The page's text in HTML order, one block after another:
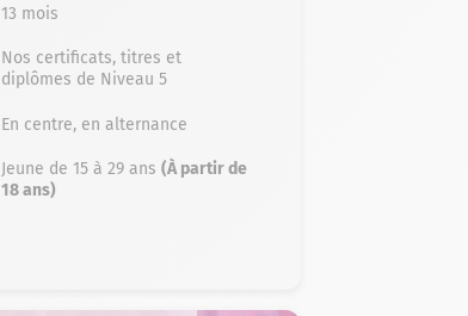
13 mois
Nos certificats, titres et
diplômes de Niveau 5
En centre, en alternance
Jeune de 15 à 29 ans(À partir de
18 ans)